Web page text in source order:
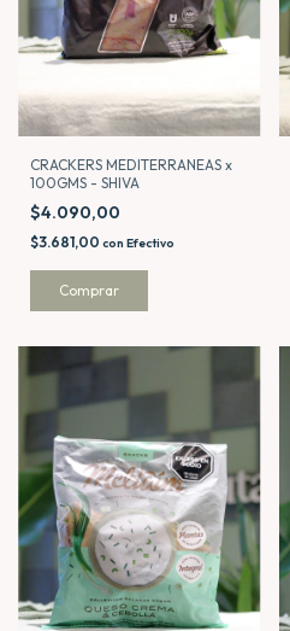
CRACKERS MEDITERRANEAS x
100GMS - SHIVA
$4.090,00
$3.681,00 con Efectivo